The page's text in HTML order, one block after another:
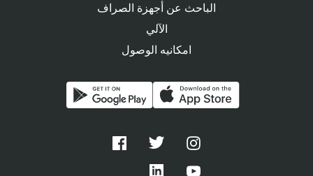
الباحث عن أجهزة الصراف
الآلي
امكانيه الوصول